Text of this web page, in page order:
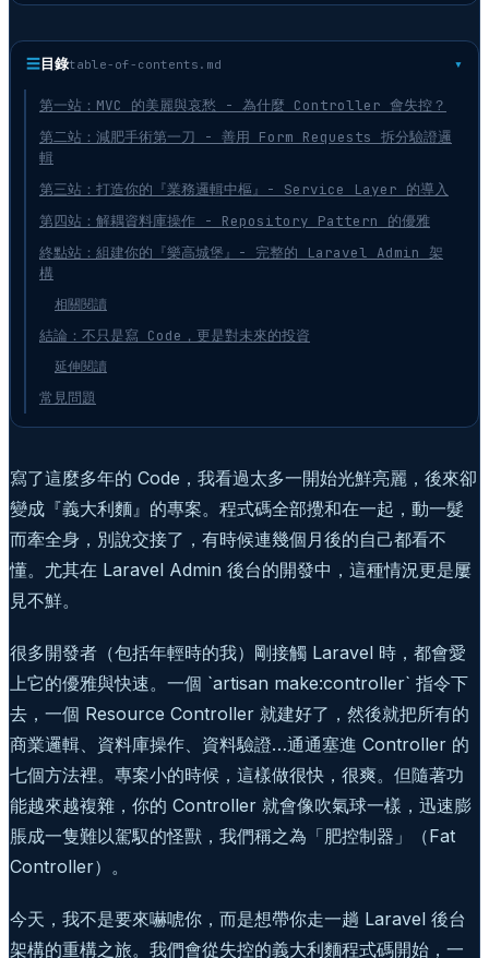
☰目錄table-of-contents.md
第一站：MVC 的美麗與哀愁 - 為什麼 Controller 會失控？
第二站：減肥手術第一刀 - 善用 Form Requests 拆分驗證邏
輯
第三站：打造你的『業務邏輯中樞』- Service Layer 的導入
第四站：解耦資料庫操作 - Repository Pattern 的優雅
終點站：組建你的『樂高城堡』- 完整的 Laravel Admin 架
構
相關閱讀
結論：不只是寫 Code，更是對未來的投資
延伸閱讀
常見問題
寫了這麼多年的 Code，我看過太多一開始光鮮亮麗，後來卻
變成『義大利麵』的專案。程式碼全部攪和在一起，動一髮
而牽全身，別說交接了，有時候連幾個月後的自己都看不
懂。尤其在 Laravel Admin 後台的開發中，這種情況更是屢
見不鮮。
很多開發者（包括年輕時的我）剛接觸 Laravel 時，都會愛
上它的優雅與快速。一個 `artisan make:controller` 指令下
去，一個 Resource Controller 就建好了，然後就把所有的
商業邏輯、資料庫操作、資料驗證…通通塞進 Controller 的
七個方法裡。專案小的時候，這樣做很快，很爽。但隨著功
能越來越複雜，你的 Controller 就會像吹氣球一樣，迅速膨
脹成一隻難以駕馭的怪獸，我們稱之為「肥控制器」（Fat
Controller）。
今天，我不是要來嚇唬你，而是想帶你走一趟 Laravel 後台
架構的重構之旅。我們會從失控的義大利麵程式碼開始，一